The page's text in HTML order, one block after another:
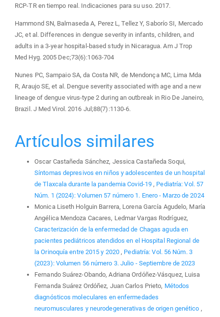
RCP-TR en tiempo real. Indicaciones para su uso. 2017.
Hammond SN, Balmaseda A, Perez L, Tellez Y, Saborío SI, Mercado
JC, et al. Differences in dengue severity in infants, children, and
adults in a 3-year hospital-based study in Nicaragua. Am J Trop
Med Hyg. 2005 Dec;73(6):1063-704
Nunes PC, Sampaio SA, da Costa NR, de Mendonça MC, Lima Mda
R, Araujo SE, et al. Dengue severity associated with age and a new
lineage of dengue virus-type 2 during an outbreak in Rio De Janeiro,
Brazil. J Med Virol. 2016 Jul;88(7):1130-6.
Artículos similares
Oscar Castañeda Sánchez, Jessica Castañeda Soqui,
Síntomas depresivos en niños y adolescentes de un hospital
de Tlaxcala durante la pandemia Covid-19, Pediatría: Vol. 57
Núm. 1 (2024): Volumen 57 número 1. Enero - Marzo de 2024
Monica Liseth Holguin Barrera, Lorena García Agudelo, María
Angélica Mendoza Cacares, Ledmar Vargas Rodríguez,
Caracterización de la enfermedad de Chagas aguda en
pacientes pediátricos atendidos en el Hospital Regional de
la Orinoquía entre 2015 y 2020, Pediatría: Vol. 56 Núm. 3
(2023): Volumen 56 número 3. Julio - Septiembre de 2023
Fernando Suárez-Obando, Adriana Ordóñez-Vásquez, Luisa
Fernanda Suárez Ordóñez, Juan Carlos Prieto, Métodos
diagnósticos moleculares en enfermedades
neuromusculares y neurodegenerativas de origen genético ,